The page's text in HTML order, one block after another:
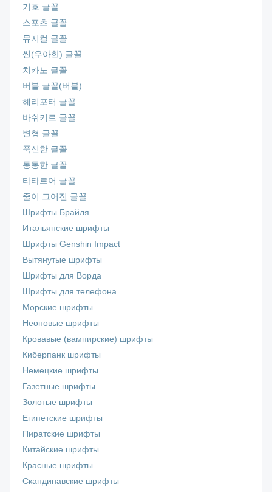
기호 글꼴
스포츠 글꼴
뮤지컬 글꼴
씬(우아한) 글꼴
치카노 글꼴
버블 글꼴(버블)
해리포터 글꼴
바쉬키르 글꼴
변형 글꼴
푹신한 글꼴
통통한 글꼴
타타르어 글꼴
줄이 그어진 글꼴
Шрифты Брайля
Итальянские шрифты
Шрифты Genshin Impact
Вытянутые шрифты
Шрифты для Ворда
Шрифты для телефона
Морские шрифты
Неоновые шрифты
Кровавые (вампирские) шрифты
Киберпанк шрифты
Немецкие шрифты
Газетные шрифты
Золотые шрифты
Египетские шрифты
Пиратские шрифты
Китайские шрифты
Красные шрифты
Скандинавские шрифты